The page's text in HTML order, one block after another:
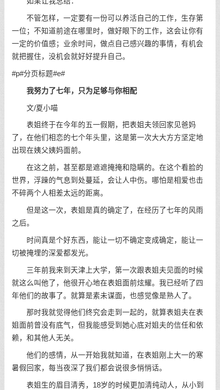
不管怎样，一定要有一份可以养活自己的工作，生存第
一位；不知道前途在哪里时，做好眼下的工作，这会让你有
一定的价值感；业余时间，做点自己感兴趣的事情，有机会
就把握住，没机会就好好提升自己。
#p#分页标题#e#
我努力了七年，只为足够与你相配
文/夏小喵
表姐终于在今年的五一假期，把表姐夫领回家见爸妈
了，在他们相恋的七个年头里，这是第一次大大方方坚定地
出现在姨父姨妈面前。
在这之前，甚至都是遮遮掩掩和隐瞒的。在这个看脸的
世界，浮躁的气息到处蔓延，会让人中伤。哪怕是相爱也击
不碎两个人相差太远的距离。
但是这一次，表姐是真的确定了，在经历了七年的风雨
之后。
时间真是个好东西，能让一切不确定变成确定，能让一
切被掩埋的深爱都发光。
三年前我来到天津上大学，第一次跟表姐夫见面的时候
就这么叫他了，他很开心地在表姐面前炫耀。我已经听了四
年他们的故事了。就算是素未谋面，也感觉像是熟人了。
那时我就觉得他们终究会走到一起的，就算表姐夫在表
姐面前曾没有底气，但我能感受到她心底对姐夫的信任和依
赖，和其他人无关。
他们的感情，从一开始我就知道，在表姐刚上大一的寒
暑假回家，每当夜深了我们都会说很多悄悄话。
表姐生的眉目清秀，18岁的时候更加清纯动人，从小到